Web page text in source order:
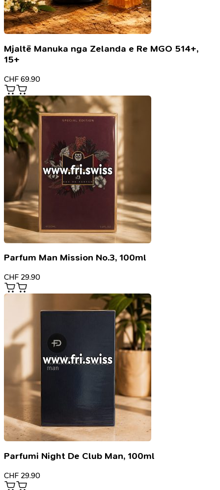
Mjaltë Manuka nga Zelanda e Re MGO 514+,
15+
CHF 69.90
Parfum Man Mission No.3, 100ml
CHF 29.90
Parfumi Night De Club Man, 100ml
CHF 29.90